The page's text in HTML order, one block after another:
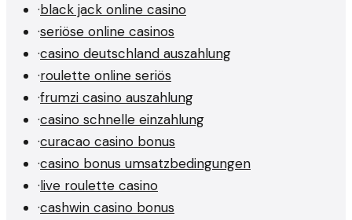
·black jack online casino
·seriöse online casinos
·casino deutschland auszahlung
·roulette online seriös
·frumzi casino auszahlung
·casino schnelle einzahlung
·curacao casino bonus
·casino bonus umsatzbedingungen
·live roulette casino
·cashwin casino bonus